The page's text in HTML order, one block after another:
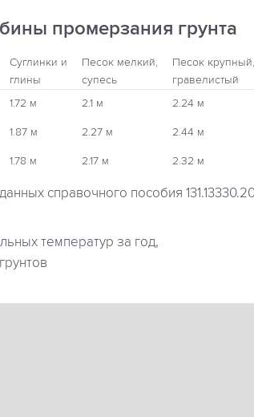
промерзания грунта
Суглинки и
глины
Песок мелкий,
супесь
Песок крупный,
гравелистый
1.72 м 2.1 м 2.24 м
1.87 м 2.27 м 2.44 м
1.78 м 2.17 м 2.32 м
справочного пособия
температур за год,